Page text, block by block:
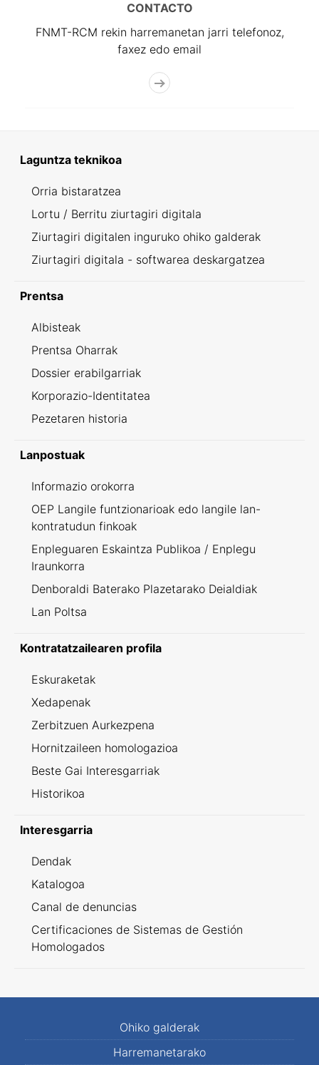
CONTACTO
FNMT-RCM rekin harremanetan jarri telefonoz,
faxez edo email
Laguntza teknikoa
Orria bistaratzea
Lortu / Berritu ziurtagiri digitala
Ziurtagiri digitalen inguruko ohiko galderak
Ziurtagiri digitala - softwarea deskargatzea
Prentsa
Albisteak
Prentsa Oharrak
Dossier erabilgarriak
Korporazio-Identitatea
Pezetaren historia
Lanpostuak
Informazio orokorra
OEP Langile funtzionarioak edo langile lan-
kontratudun finkoak
Enpleguaren Eskaintza Publikoa / Enplegu
Iraunkorra
Denboraldi Baterako Plazetarako Deialdiak
Lan Poltsa
Kontratatzailearen profila
Eskuraketak
Xedapenak
Zerbitzuen Aurkezpena
Hornitzaileen homologazioa
Beste Gai Interesgarriak
Historikoa
Interesgarria
Dendak
Katalogoa
Canal de denuncias
Certificaciones de Sistemas de Gestión
Homologados
Ohiko galderak
Harremanetarako